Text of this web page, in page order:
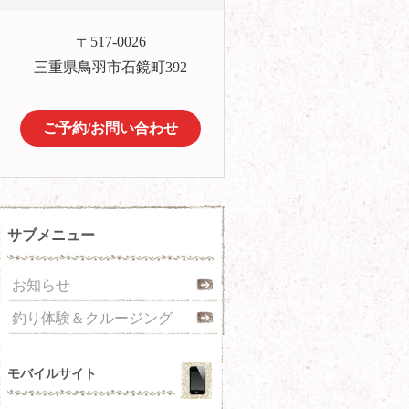
〒517-0026
三重県鳥羽市石鏡町392
ご予約/お問い合わせ
サブメニュー
お知らせ
釣り体験＆クルージング
モバイルサイト